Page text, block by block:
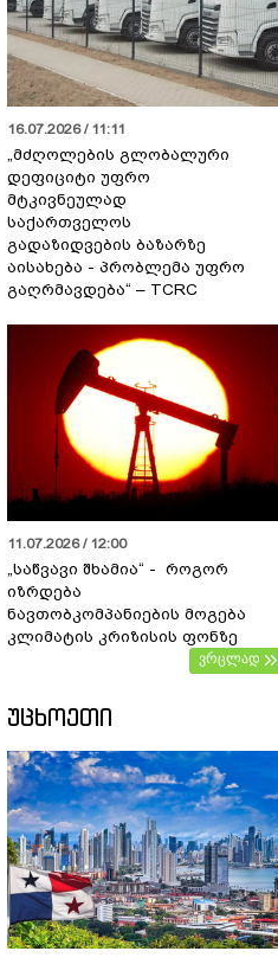
16.07.2026 / 11:11
„მძღოლების გლობალური
დეფიციტი უფრო
მტკივნეულად
საქართველოს
გადაზიდვების ბაზარზე
აისახება - პრობლემა უფრო
გაღრმავდება“ – TCRC
11.07.2026 / 12:00
„საწვავი შხამია“ - როგორ
იზრდება
ნავთობკომპანიების მოგება
კლიმატის კრიზისის ფონზე
ვრცლად
ᲣᲪᲮᲝᲔᲗᲘ